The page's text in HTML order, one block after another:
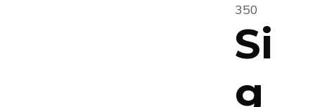
350
Si
g